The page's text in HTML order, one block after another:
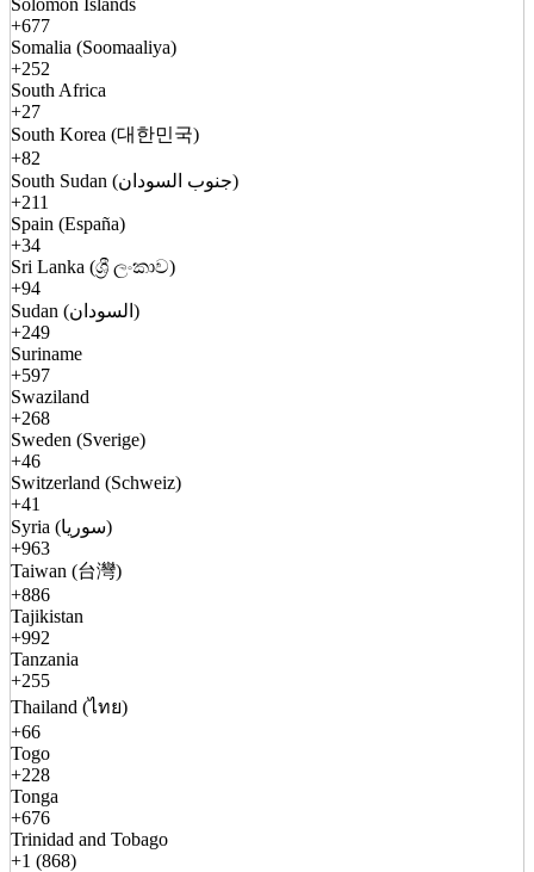
Solomon Islands
+677
Somalia (Soomaaliya)
+252
South Africa
+27
South Korea (대한민국)
+82
South Sudan (جنوب السودان)
+211
Spain (España)
+34
Sri Lanka (ශ්‍රී ලංකාව)
+94
Sudan (السودان)
+249
Suriname
+597
Swaziland
+268
Sweden (Sverige)
+46
Switzerland (Schweiz)
+41
Syria (سوريا)
+963
Taiwan (台灣)
+886
Tajikistan
+992
Tanzania
+255
Thailand (ไทย)
+66
Togo
+228
Tonga
+676
Trinidad and Tobago
+1 (868)